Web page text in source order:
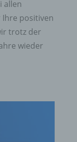
allen
positiven
trotz der
wieder